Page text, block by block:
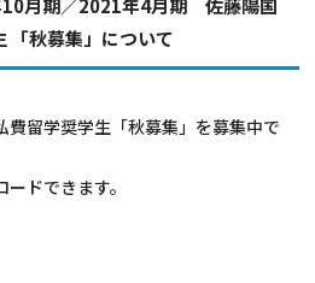
10月期／2021年4月期 佐藤陽国
「秋募集」について
費留学奨学生「秋募集」を募集中で
ドできます。